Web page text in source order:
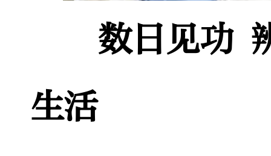
数日见功
生活